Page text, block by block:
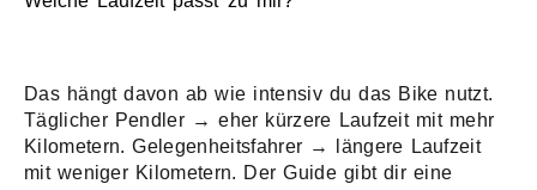
Das hängt davon ab wie intensiv du das Bike nutzt.
Täglicher Pendler → eher kürzere Laufzeit mit mehr
Kilometern. Gelegenheitsfahrer → längere Laufzeit
mit weniger Kilometern. Der Guide gibt dir eine